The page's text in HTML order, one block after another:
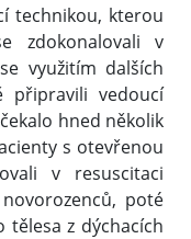
technikou, kterou
zdokonalovali v
využitím dalších
připravili vedoucí
hned několik
s otevřenou
v resuscitaci
poté
tělesa z dýchacích